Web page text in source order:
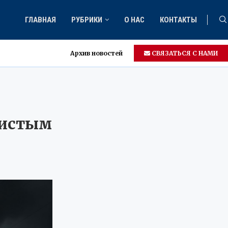
ГЛАВНАЯ РУБРИКИ О НАС КОНТАКТЫ
Архив новостей СВЯЗАТЬСЯ С НАМИ